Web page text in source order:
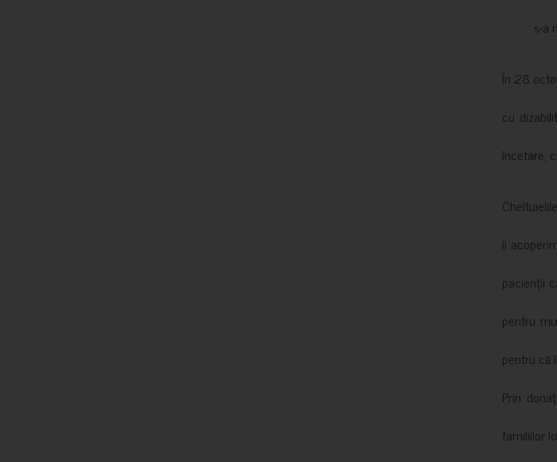
s-a
În 28
cu
încetare,
îi
pacienții
pentru
pentru că
Prin
familiilor